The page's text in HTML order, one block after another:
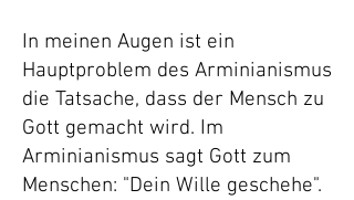
In meinen Augen ist ein
Hauptproblem des Arminianismus
die Tatsache, dass der Mensch zu
Gott gemacht wird. Im
Arminianismus sagt Gott zum
Menschen: "Dein Wille geschehe".